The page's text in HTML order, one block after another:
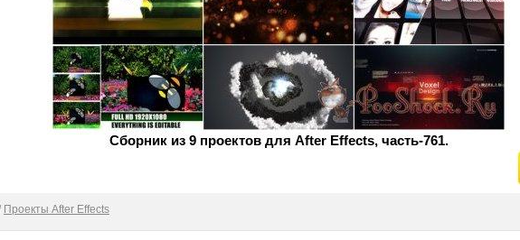
Сборник из 9 проектов для After Effects, часть-761.
Проекты After Effects